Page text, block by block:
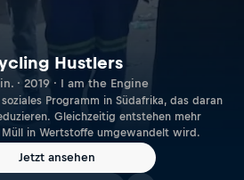
Hustlers
· 2019 · I am the Engine
Programm in Südafrika, das daran
Gleichzeitig entstehen mehr
in Wertstoffe umgewandelt wird.
Jetzt ansehen